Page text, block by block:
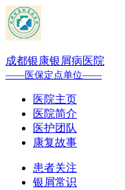
成都银康银屑病医院
——医保定点单位——
医院主页
医院简介
医护团队
康复故事
患者关注
银屑常识